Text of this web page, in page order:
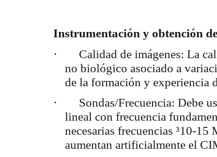
Instrumentación y obtención
·
Calidad de imágenes: La
no biológico asociado a
de la formación y experiencia
·
Sondas/Frecuencia: Debe
lineal con frecuencia
necesarias frecuencias ³10-
aumentan artificialmente el